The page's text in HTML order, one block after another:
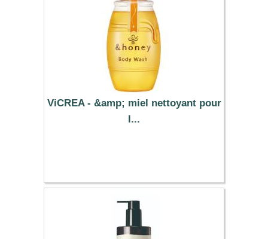
ViCREA - &amp; miel nettoyant pour
l...